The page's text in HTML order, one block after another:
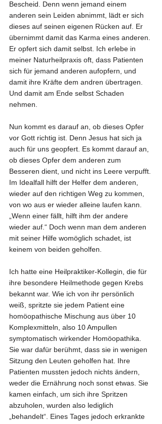
Bescheid. Denn wenn jemand einem
anderen sein Leiden abnimmt, lädt er sich
dieses auf seinen eigenen Rücken auf. Er
übernimmt damit das Karma eines anderen.
Er opfert sich damit selbst. Ich erlebe in
meiner Naturheilpraxis oft, dass Patienten
sich für jemand anderen aufopfern, und
damit ihre Kräfte dem andren übertragen.
Und damit am Ende selbst Schaden
nehmen.
Nun kommt es darauf an, ob dieses Opfer
vor Gott richtig ist. Denn Jesus hat sich ja
auch für uns geopfert. Es kommt darauf an,
ob dieses Opfer dem anderen zum
Besseren dient, und nicht ins Leere verpufft.
Im Idealfall hilft der Helfer dem anderen,
wieder auf den richtigen Weg zu kommen,
von wo aus er wieder alleine laufen kann.
„Wenn einer fällt, hilft ihm der andere
wieder auf.“ Doch wenn man dem anderen
mit seiner Hilfe womöglich schadet, ist
keinem von beiden geholfen.
Ich hatte eine Heilpraktiker-Kollegin, die für
ihre besondere Heilmethode gegen Krebs
bekannt war. Wie ich von ihr persönlich
weiß, spritzte sie jedem Patient eine
homöopathische Mischung aus über 10
Komplexmitteln, also 10 Ampullen
symptomatisch wirkender Homöopathika.
Sie war dafür berühmt, dass sie in wenigen
Sitzung den Leuten geholfen hat. Ihre
Patienten mussten jedoch nichts ändern,
weder die Ernährung noch sonst etwas. Sie
kamen einfach, um sich ihre Spritzen
abzuholen, wurden also lediglich
„behandelt“. Eines Tages jedoch erkrankte